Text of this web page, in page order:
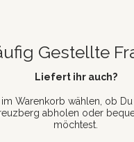
Gestellte
Liefert ihr auch?
im Warenkorb wählen, ob
abholen oder
möchtest.